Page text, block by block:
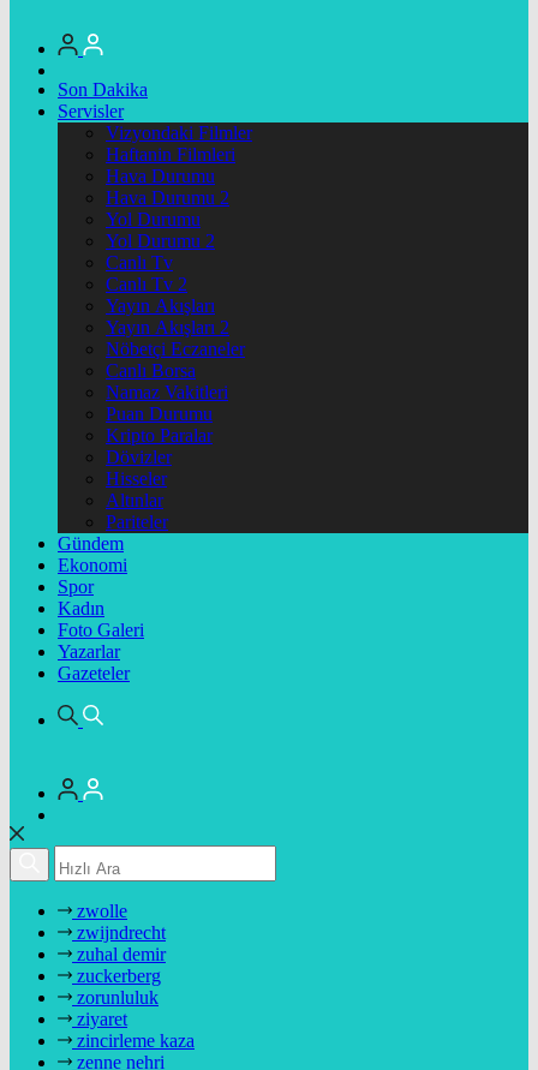
Son Dakika
Servisler
Vizyondaki Filmler
Haftanin Filmleri
Hava Durumu
Hava Durumu 2
Yol Durumu
Yol Durumu 2
Canlı Tv
Canlı Tv 2
Yayın Akışları
Yayın Akışları 2
Nöbetçi Eczaneler
Canlı Borsa
Namaz Vakitleri
Puan Durumu
Kripto Paralar
Dövizler
Hisseler
Altınlar
Pariteler
Gündem
Ekonomi
Spor
Kadın
Foto Galeri
Yazarlar
Gazeteler
zwolle
zwijndrecht
zuhal demir
zuckerberg
zorunluluk
ziyaret
zincirleme kaza
zenne nehri